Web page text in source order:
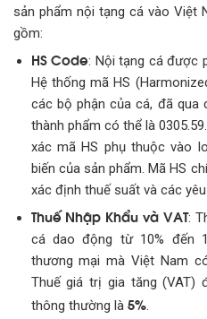
sản phẩm nội tạng cá vào Việt
gồm:
HS Code: Nội tạng cá được
Hệ thống mã HS
các bộ phận của cá, đã qua
thành phẩm có thể là
xác mã HS phụ thuộc vào
biến của sản phẩm. Mã HS
xác định thuế suất và các
Thuế Nhập Khẩu và VAT:
cá dao động từ 10% đến
thương mại mà Việt Nam
Thuế giá trị gia tăng (VAT)
thông thường là 5%.